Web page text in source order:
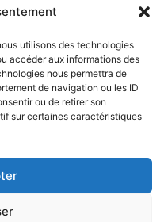
utilisons des technologies
accéder aux informations des
nous permettra de
de navigation ou les ID
ou de retirer son
sur certaines caractéristiques
Québec, 2026
services